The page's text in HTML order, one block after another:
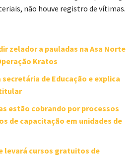
não houve registro de vítimas.
zelador a pauladas na Asa Norte
Kratos
de Educação e explica
estão cobrando por processos
de capacitação em unidades de
levará cursos gratuitos de